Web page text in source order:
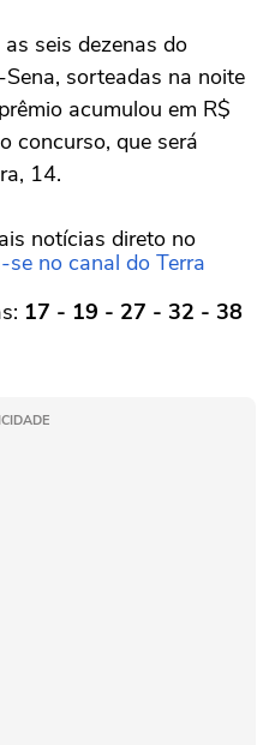
seis dezenas do
sorteadas na noite
acumulou em R$
concurso, que será
14.
notícias direto no
se no canal do Terra
17 - 19 - 27 - 32 - 38